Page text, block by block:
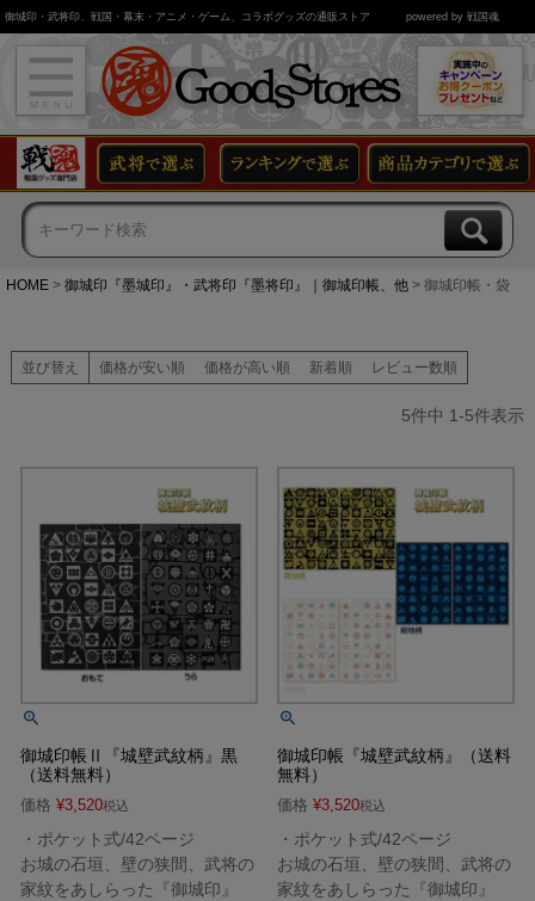
御城印・武将印、戦国・幕末・アニメ・ゲーム、コラボグッズの通販ストア powered by 戦国魂
HOME 御城印『墨城印』・武将印『墨将印』｜御城印帳、他 御城印帳・袋
並び替え 価格が安い順 価格が高い順 新着順 レビュー数順
5件中 1-5件表示
御城印帳Ⅱ『城壁武紋柄』黒
（送料無料）
価格 ¥3,520税込
・ポケット式/42ページ
お城の石垣、壁の狭間、武将の
家紋をあしらった『御城印』
御城印帳『城壁武紋柄』（送料
無料）
価格 ¥3,520税込
・ポケット式/42ページ
お城の石垣、壁の狭間、武将の
家紋をあしらった『御城印』